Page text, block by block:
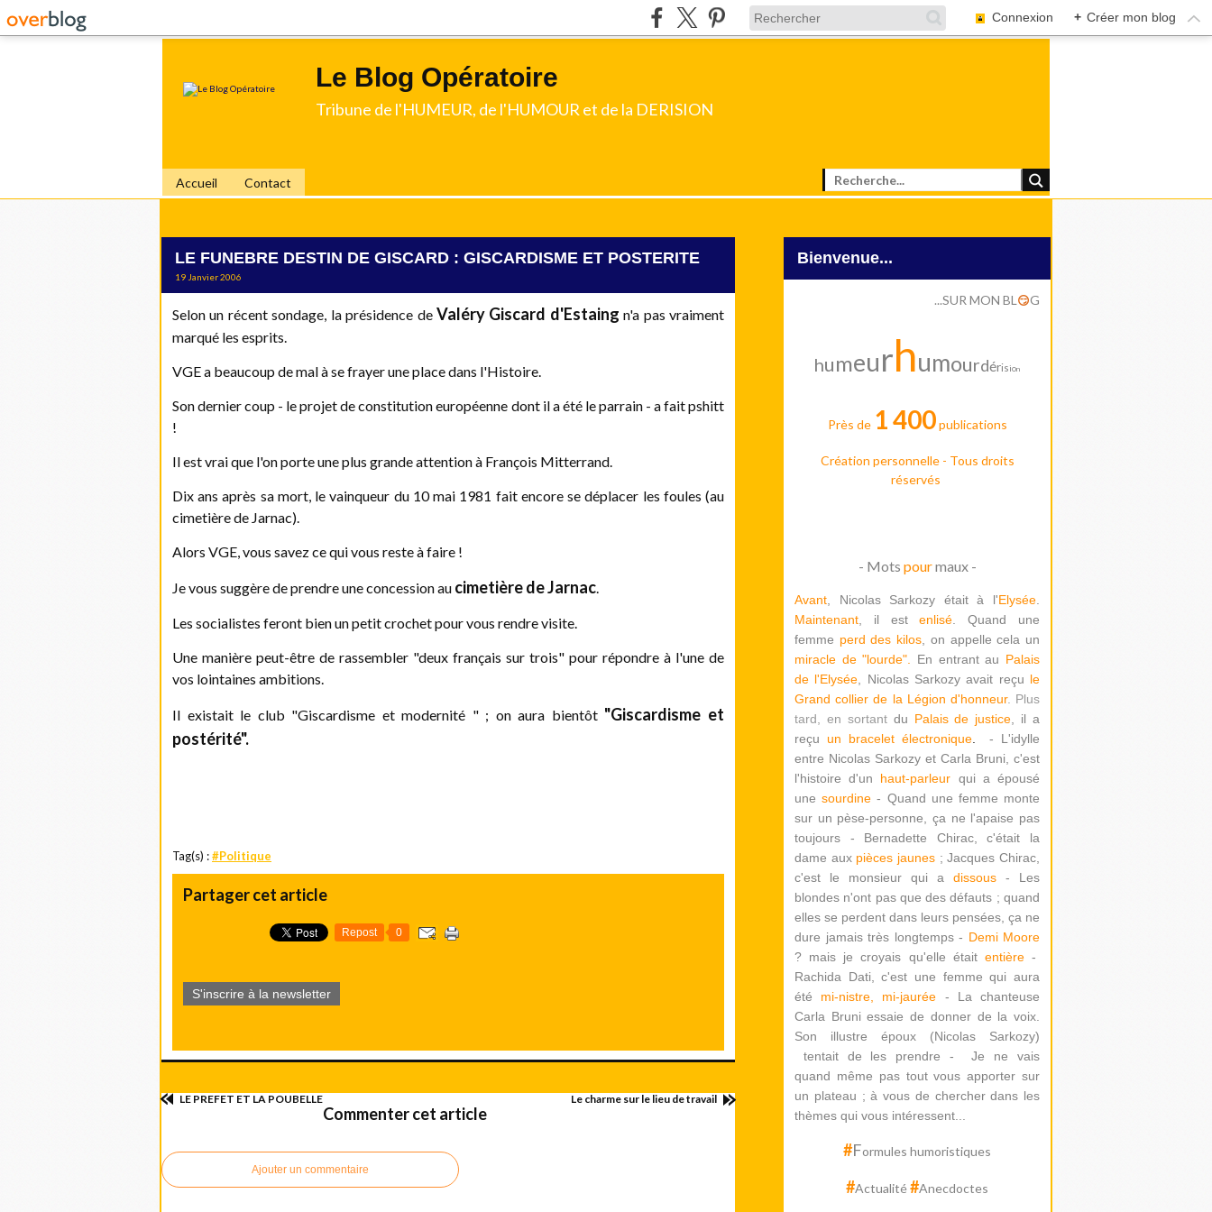
Connexion + Créer mon blog
Le Blog Opératoire
Tribune de l'HUMEUR, de l'HUMOUR et de la DERISION
Accueil Contact
LE FUNEBRE DESTIN DE GISCARD : GISCARDISME ET POSTERITE
19 Janvier 2006
Selon un récent sondage, la présidence de Valéry Giscard d'Estaing n'a pas vraiment
marqué les esprits.
VGE a beaucoup de mal à se frayer une place dans l'Histoire.
Son dernier coup - le projet de constitution européenne dont il a été le parrain - a fait pshitt
!
Il est vrai que l'on porte une plus grande attention à François Mitterrand.
Dix ans après sa mort, le vainqueur du 10 mai 1981 fait encore se déplacer les foules (au
cimetière de Jarnac).
Alors VGE, vous savez ce qui vous reste à faire !
Je vous suggère de prendre une concession au cimetière de Jarnac.
Les socialistes feront bien un petit crochet pour vous rendre visite.
Une manière peut-être de rassembler "deux français sur trois" pour répondre à l'une de
vos lointaines ambitions.
Il existait le club "Giscardisme et modernité " ; on aura bientôt "Giscardisme et
postérité".
Tag(s) :#Politique
Partager cet article
Repost 0
S'inscrire à la newsletter
LE PREFET ET LA POUBELLE Le charme sur le lieu de travail
Commenter cet article
Ajouter un commentaire
Bienvenue...
...SUR MON BL 😏G
humeurhumourdérision
Près de 1 400 publications
Création personnelle - Tous droits
réservés
- Mots pourmaux -
Avant , Nicolas Sarkozy était à l'Elysée
Maintenant , il estenlisé . Quand une
femme perd des kilos , on appelle cela un
miracle de "lourde". En entrant au Palais
de l'Elysée , Nicolas Sarkozy avait reçu le
Grand collier de la Légion d'honneur. Plus
tard, en sortantdu Palais de justice , il a
reçu un bracelet électronique.
- L'idylle
entre Nicolas Sarkozy et Carla Bruni, c'est
l'histoire d'un haut-parleur qui a épousé
unesourdine - Quand une femme monte
sur un pèse-personne, ça ne l'apaise pas
toujours - Bernadette Chirac, c'était la
dame aux pièces jaunes ; Jacques Chirac,
c'est le monsieur qui a dissous - Les
blondes n'ont pas que des défauts ; quand
elles se perdent dans leurs pensées, ça ne
dure jamais très longtemps - Demi Moore
? mais je croyais qu'elle étaitentière-
Rachida Dati , c'est une femme qui aura
été mi-nistre, mi-jaurée -
La chanteuse
Carla Bruni essaie de donner de la voix.
Son illustre époux (Nicolas Sarkozy)
tentait de les prendre - Je ne vais
quand même pas tout vous apporter sur
un plateau ; à vous de chercher dans les
thèmes qui vous intéressent...
#Formules humoristiques
#Actualité#Anecdoctes